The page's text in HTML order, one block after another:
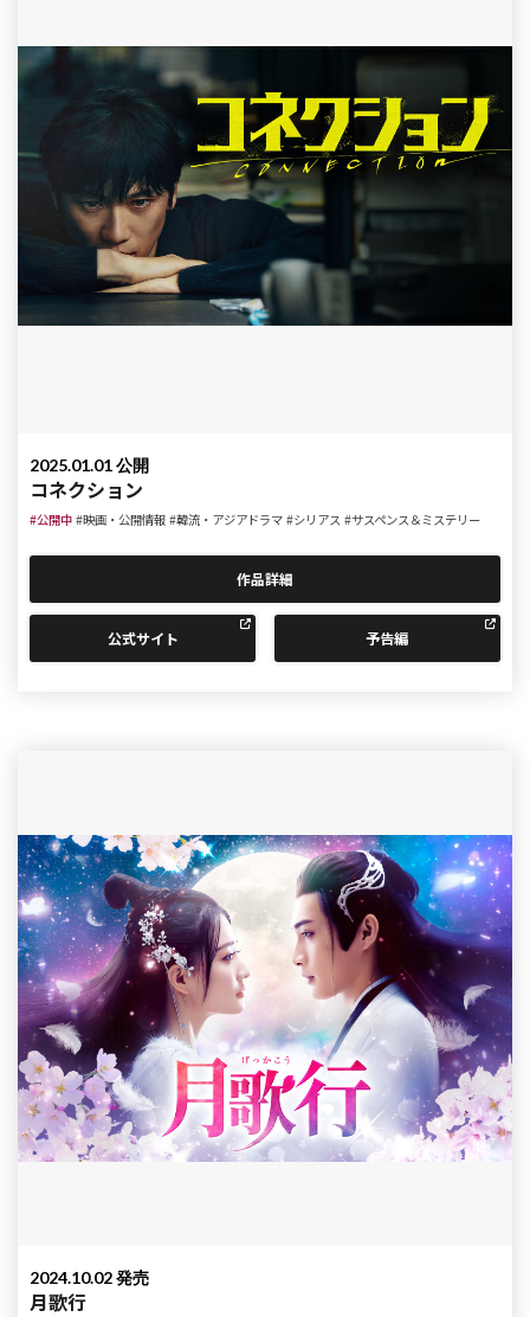
2025.01.01 公開
コネクション
#公開中 #映画・公開情報 #韓流・アジアドラマ #シリアス #サスペンス＆ミステリー
作品詳細
公式サイト 予告編
2024.10.02 発売
月歌行